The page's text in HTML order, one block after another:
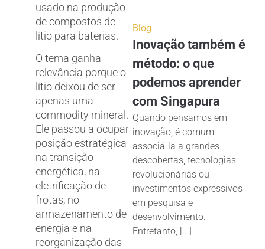
usado na produção
de compostos de
lítio para baterias.
O tema ganha
relevância porque o
lítio deixou de ser
apenas uma
commodity mineral.
Ele passou a ocupar
posição estratégica
na transição
energética, na
eletrificação de
frotas, no
armazenamento de
energia e na
reorganização das
Blog
Inovação também é
método: o que
podemos aprender
com Singapura
Quando pensamos em
inovação, é comum
associá-la a grandes
descobertas, tecnologias
revolucionárias ou
investimentos expressivos
em pesquisa e
desenvolvimento.
Entretanto, [...]